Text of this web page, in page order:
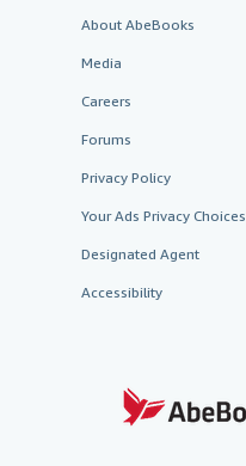
About AbeBooks
Media
Careers
Forums
Privacy Policy
Your Ads Privacy Choices
Designated Agent
Accessibility